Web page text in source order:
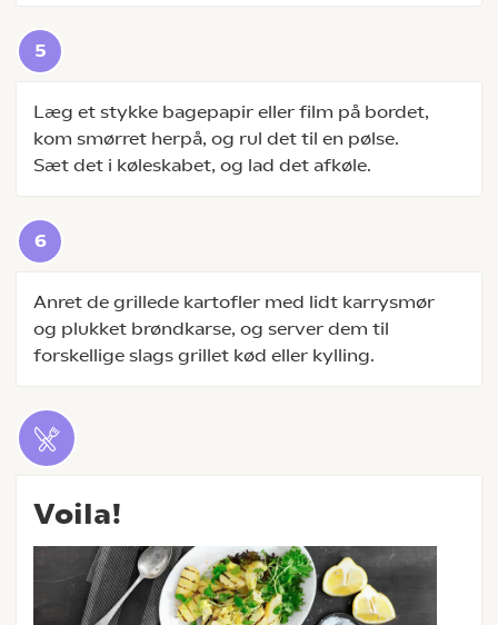
Læg et stykke bagepapir eller film på bordet,
kom smørret herpå, og rul det til en pølse.
Sæt det i køleskabet, og lad det afkøle.
Anret de grillede kartofler med lidt karrysmør
og plukket brøndkarse, og server dem til
forskellige slags grillet kød eller kylling.
Voila!